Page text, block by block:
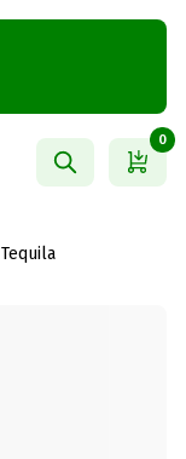
0
Tequila